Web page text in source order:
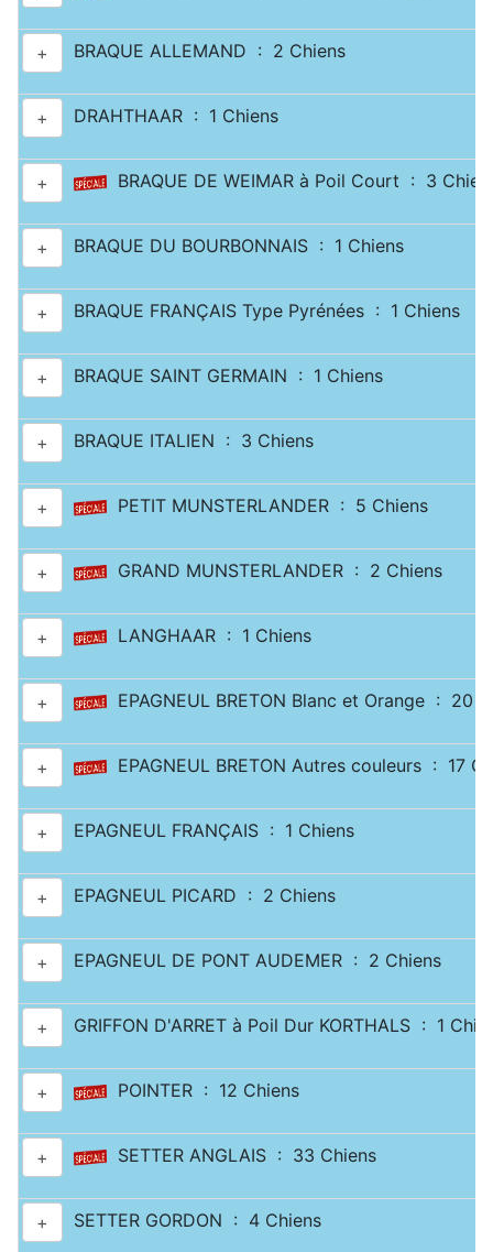
+ BRAQUE ALLEMAND : 2 Chiens
+ DRAHTHAAR : 1 Chiens
+ BRAQUE DE WEIMAR à Poil Court : 3
+ BRAQUE DU BOURBONNAIS : 1 Chiens
+ BRAQUE FRANÇAIS Type Pyrénées : 1 Chiens
+ BRAQUE SAINT GERMAIN : 1 Chiens
+ BRAQUE ITALIEN : 3 Chiens
+ PETIT MUNSTERLANDER : 5 Chiens
+ GRAND MUNSTERLANDER : 2 Chiens
+ LANGHAAR : 1 Chiens
+ EPAGNEUL BRETON Blanc et Orange : 20
+ EPAGNEUL BRETON Autres couleurs : 17
+ EPAGNEUL FRANÇAIS : 1 Chiens
+ EPAGNEUL PICARD : 2 Chiens
+ EPAGNEUL DE PONT AUDEMER : 2 Chiens
+ GRIFFON D'ARRET à Poil Dur KORTHALS : 1
+ POINTER : 12 Chiens
+ SETTER ANGLAIS : 33 Chiens
+ SETTER GORDON : 4 Chiens